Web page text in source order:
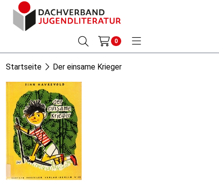
0
Startseite Der einsame Krieger